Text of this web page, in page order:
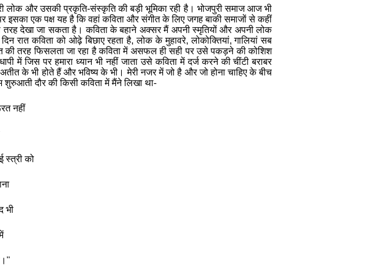
लोक और उसकी प्रकृति-संस्कृति की बड़ी भूमिका रही है। भोजपुरी समाज आज भी
इसका एक पक्ष यह है कि वहां कविता और संगीत के लिए जगह बाकी समाजों से कहीं
तरह देखा जा सकता है। कविता के बहाने अक्‍सर मैं अपनी स्‍मृतियों और अपनी लोक
दिन रात कविता को ओढ़े बिछाए रहता है,लोक के मुहावरे,लोकोक्तियां,गालियां सब
की तरह फिसलता जा रहा है कविता में असफल ही सही पर उसे पकड़ने की कोशिश
में जिस पर हमारा ध्यान भी नहीं जाता उसे कविता में दर्ज करने की चींटी बराबर
अतीत के भी होते हैं और भविष्य के भी। मेरी नजर में जो है और जो होना चाहिए के बीच
शुरुआती दौर की किसी कविता में मैंने लिखा था-
नहीं
स्त्री को
भी
''